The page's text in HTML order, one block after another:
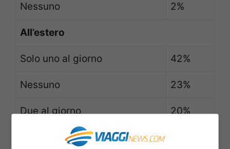
Nessuno 2%
All’estero
Solo uno al giorno 42%
Nessuno 23%
Due al giorno 20%
Più di due al giorno